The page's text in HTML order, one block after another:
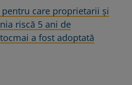
pentru care proprietarii şi
riscă 5 ani de
a fost adoptată